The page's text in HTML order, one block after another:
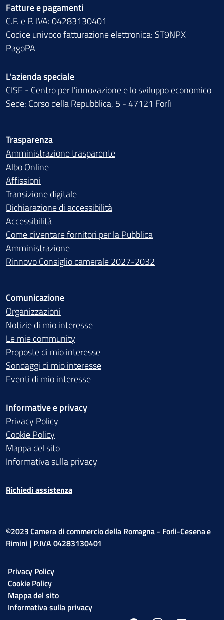
Fatture e pagamenti
C.F. e P. IVA: 04283130401
Codice univoco fatturazione elettronica: ST9NPX
PagoPA
L'azienda speciale
CISE - Centro per l'innovazione e lo sviluppo economico
Sede: Corso della Repubblica, 5 - 47121 Forlì
Trasparenza
Amministrazione trasparente
Albo Online
Affissioni
Transizione digitale
Dichiarazione di accessibilità
Accessibilità
Come diventare fornitori per la Pubblica
Amministrazione
Rinnovo Consiglio camerale 2027-2032
Comunicazione
Organizzazioni
Notizie di mio interesse
Le mie community
Proposte di mio interesse
Sondaggi di mio interesse
Eventi di mio interesse
Informative e privacy
Privacy Policy
Cookie Policy
Mappa del sito
Informativa sulla privacy
Richiedi assistenza
©2023 Camera di commercio della Romagna - Forli-Cesena e
Rimini | P.IVA 04283130401
Privacy Policy
Cookie Policy
Mappa del sito
Informativa sulla privacy